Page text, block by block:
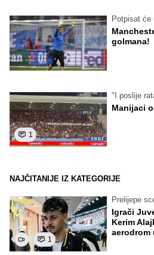
Potpisat će
golmana!
1
"I poslije
Manijaci
NAJČITANIJE IZ KATEGORIJE
1
Prelijepe
Igrači
Kerim
aerodrom